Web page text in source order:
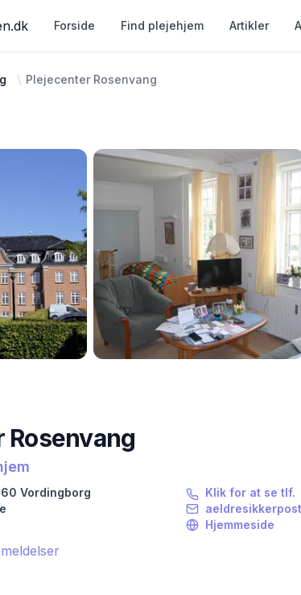
Forside Find plejehjem Artikler
Plejecenter Rosenvang
Rosenvang
Vordingborg
Klik for at se tlf.
Hjemmeside